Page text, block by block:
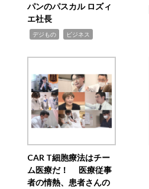
パンのパスカル ロズィ
エ社長
デジもの ビジネス
CAR T細胞療法はチー
ム医療だ！ 医療従事
者の情熱、患者さんの